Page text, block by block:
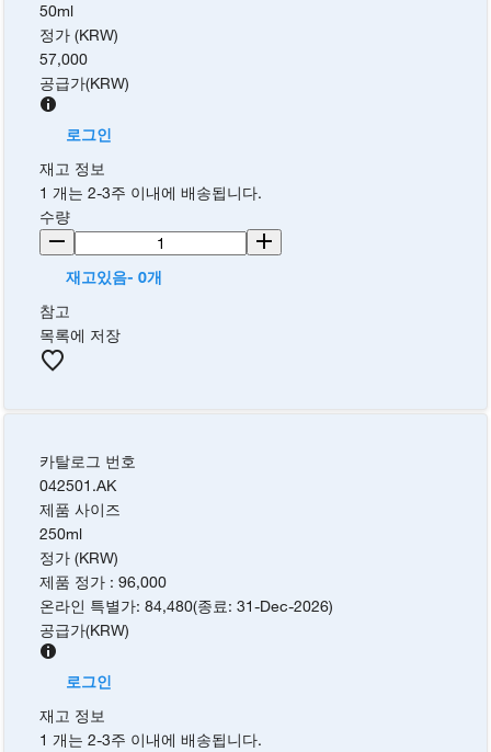
50ml
정가 (KRW)
57,000
공급가(KRW)
로그인
재고 정보
1 개는 2-3주 이내에 배송됩니다.
수량
재고있음- 0개
참고
목록에 저장
카탈로그 번호
042501.AK
제품 사이즈
250ml
정가 (KRW)
제품 정가 :96,000
온라인 특별가:84,480(종료:31-Dec-2026)
공급가(KRW)
로그인
재고 정보
1 개는 2-3주 이내에 배송됩니다.